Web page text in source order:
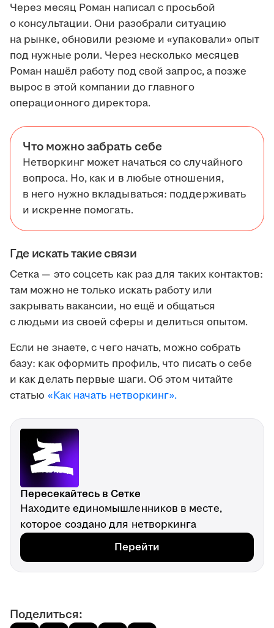
Через месяц Роман написал с просьбой
о консультации. Они разобрали ситуацию
на рынке, обновили резюме и «упаковали» опыт
под нужные роли. Через несколько месяцев
Роман нашёл работу под свой запрос, а позже
вырос в этой компании до главного
операционного директора.
Что можно забрать себе
Нетворкинг может начаться со случайного
вопроса. Но, как и в любые отношения,
в него нужно вкладываться: поддерживать
и искренне помогать.
Где искать такие связи
Сетка — это соцсеть как раз для таких контактов:
там можно не только искать работу или
закрывать вакансии, но ещё и общаться
с людьми из своей сферы и делиться опытом.
Если не знаете, с чего начать, можно собрать
базу: как оформить профиль, что писать о себе
и как делать первые шаги. Об этом читайте
статью «Как начать нетворкинг».
Пересекайтесь в Сетке
Находите единомышленников в месте,
которое создано для нетворкинга
Перейти
Поделиться: